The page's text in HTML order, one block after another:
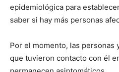
epidemiológica para
saber si hay más personas
Por el momento, las personas
que tuvieron contacto con él